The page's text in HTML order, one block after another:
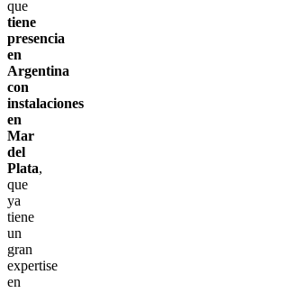
que
tiene
presencia
en
Argentina
con
instalaciones
en
Mar
del
Plata,
que
ya
tiene
un
gran
expertise
en